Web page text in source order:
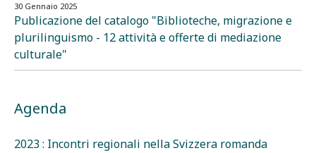
30 Gennaio 2025
Publicazione del catalogo "Biblioteche, migrazione e
plurilinguismo - 12 attività e offerte di mediazione
culturale"
Agenda
2023 : Incontri regionali nella Svizzera romanda